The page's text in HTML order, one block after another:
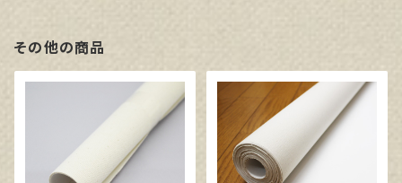
その他の商品